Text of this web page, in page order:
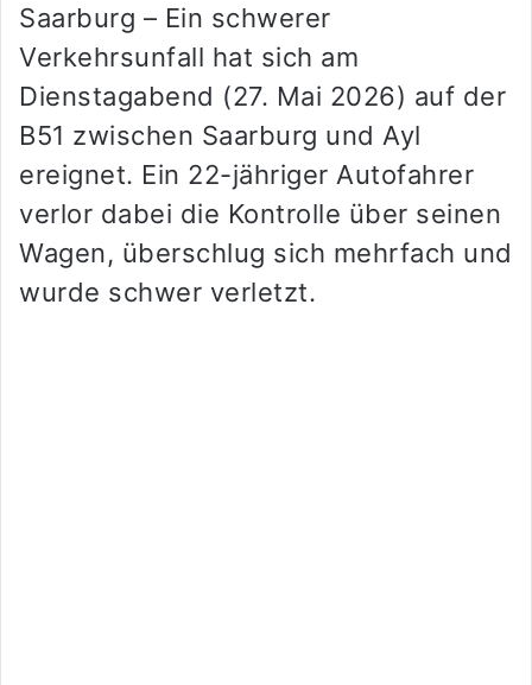
Saarburg – Ein schwerer
Verkehrsunfall hat sich am
Dienstagabend (27. Mai 2026) auf der
B51 zwischen Saarburg und Ayl
ereignet. Ein 22-jähriger Autofahrer
verlor dabei die Kontrolle über seinen
Wagen, überschlug sich mehrfach und
wurde schwer verletzt.